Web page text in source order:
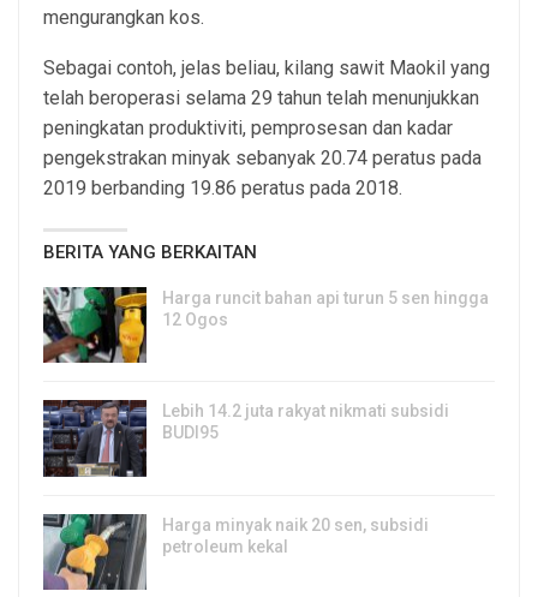
mengurangkan kos.
Sebagai contoh, jelas beliau, kilang sawit Maokil yang
telah beroperasi selama 29 tahun telah menunjukkan
peningkatan produktiviti, pemprosesan dan kadar
pengekstrakan minyak sebanyak 20.74 peratus pada
2019 berbanding 19.86 peratus pada 2018.
BERITA YANG BERKAITAN
Harga runcit bahan api turun 5 sen hingga
12 Ogos
Lebih 14.2 juta rakyat nikmati subsidi
BUDI95
Harga minyak naik 20 sen, subsidi
petroleum kekal